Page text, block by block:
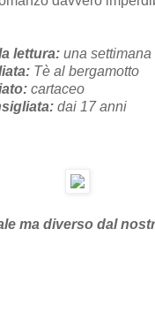
lettura: una settimana
Tè al bergamotto
cartaceo
dai 17 anni
ma diverso dal